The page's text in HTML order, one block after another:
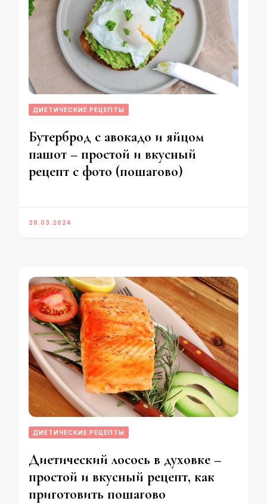
ДИЕТИЧЕСКИЕ РЕЦЕПТЫ
Бутерброд с авокадо и яйцом
пашот – простой и вкусный
рецепт с фото (пошагово)
28.03.2024
ДИЕТИЧЕСКИЕ РЕЦЕПТЫ
Диетический лосось в духовке –
простой и вкусный рецепт, как
приготовить пошагово